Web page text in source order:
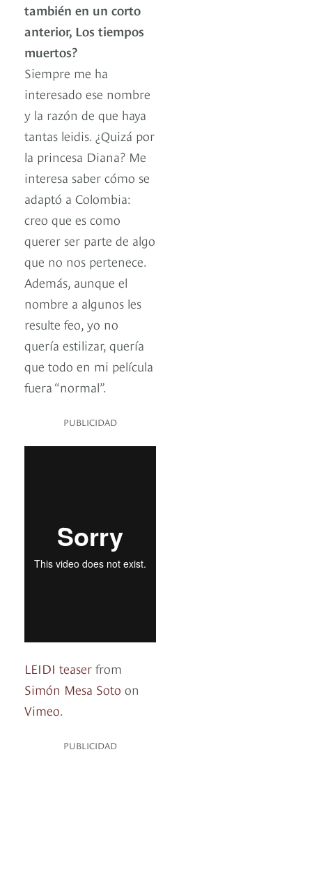
también en un corto
anterior, Los tiempos
muertos?
Siempre me ha
interesado ese nombre
y la razón de que haya
tantas leidis. ¿Quizá por
la princesa Diana? Me
interesa saber cómo se
adaptó a Colombia:
creo que es como
querer ser parte de algo
que no nos pertenece.
Además, aunque el
nombre a algunos les
resulte feo, yo no
quería estilizar, quería
que todo en mi película
fuera “normal”.
PUBLICIDAD
LEIDI teaser from
Simón Mesa Soto on
Vimeo.
PUBLICIDAD